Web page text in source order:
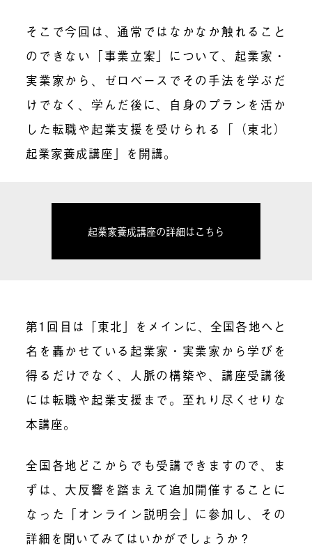
そこで今回は、通常ではなかなか触れること
のできない「事業立案」について、起業家・
実業家から、ゼロベースでその手法を学ぶだ
けでなく、学んだ後に、自身のプランを活か
した転職や起業支援を受けられる「（東北）
起業家養成講座」を開講。
起業家養成講座の詳細はこちら
第1回目は「東北」をメインに、全国各地へと
名を轟かせている起業家・実業家から学びを
得るだけでなく、人脈の構築や、講座受講後
には転職や起業支援まで。至れり尽くせりな
本講座。
全国各地どこからでも受講できますので、ま
ずは、大反響を踏まえて追加開催することに
なった「オンライン説明会」に参加し、その
詳細を聞いてみてはいかがでしょうか？